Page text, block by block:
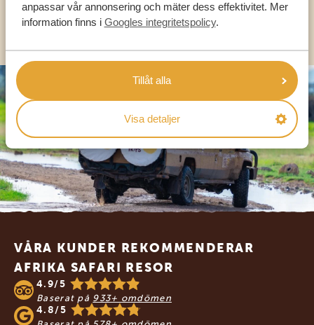
anpassar vår annonsering och mäter dess effektivitet. Mer
information finns i Googles integritetspolicy.
Tillåt alla
Visa detaljer
OLIKA LÄNDER
Footer
VÅRA KUNDER REKOMMENDERAR
AFRIKA SAFARI RESOR
4.9/5
Baserat på 933+ omdömen
4.8/5